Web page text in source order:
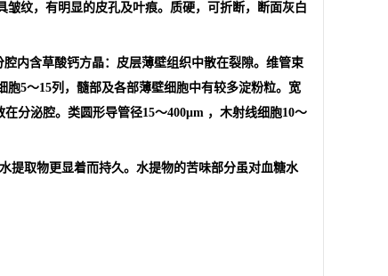
纹，有明显的皮孔及叶痕。质硬，可折断，断面灰白
内含草酸钙方晶：皮层薄壁组织中散在裂隙。维管束
5～15列，髓部及各部薄壁细胞中有较多淀粉粒。宽
分泌腔。类圆形导管径15～400μm ，木射线细胞10～
提取物更显着而持久。水提物的苦味部分虽对血糖水